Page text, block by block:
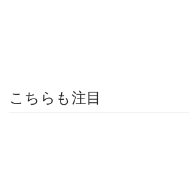
こちらも注目